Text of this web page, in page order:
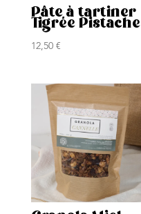
Pâte à tartiner
Tigrée Pistache
12,50€